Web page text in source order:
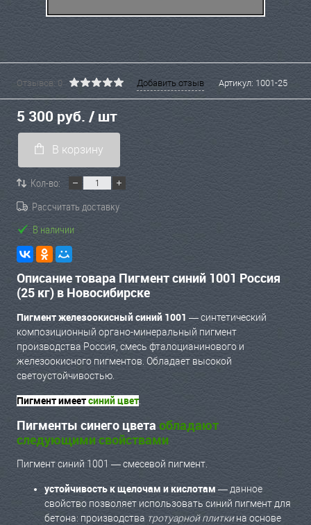
Отзывов: 0 Добавить отзыв Артикул: 1001-25
5 300 руб. / шт
В корзину
Кол-во:
Рассчитать доставку
В наличии
Описание товара Пигмент синий 1001 Россия
(25 кг) в Новосибирске
Пигмент железоокисный синий 1001 — синтетический
композиционный органо-минеральный пигмент
производства Россия, смесь фталоцианинового и
железоокисного пигментов. Обладает высокой
светоустойчивостью.
Пигмент имеетсиний цвет
Пигменты синего цвета обладают
следующими свойствами
Пигмент синий 1001 — смесевой пигмент.
устойчивость к щелочам и кислотам — данное
свойство позволяет использовать синий пигмент для
бетона: производства тротуарной плиткина основе